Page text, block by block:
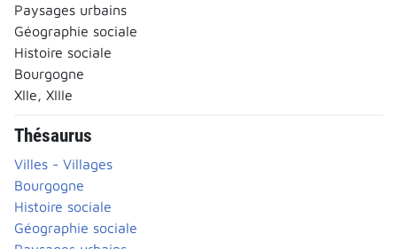
Paysages urbains
Géographie sociale
Histoire sociale
Bourgogne
XIIe, XIIIe
Thésaurus
Villes - Villages
Bourgogne
Histoire sociale
Géographie sociale